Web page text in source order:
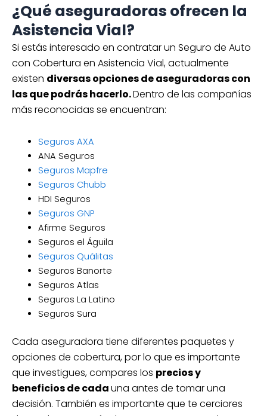
¿Qué aseguradoras ofrecen la
Asistencia Vial?
Si estás interesado en contratar un Seguro de Auto
con Cobertura en Asistencia Vial, actualmente
existen diversas opciones de aseguradoras con
las que podrás hacerlo.Dentro de las compañías
más reconocidas se encuentran:
Seguros AXA
ANA Seguros
Seguros Mapfre
Seguros Chubb
HDI Seguros
Seguros GNP
Afirme Seguros
Seguros el Águila
Seguros Quálitas
Seguros Banorte
Seguros Atlas
Seguros La Latino
Seguros Sura
Cada aseguradora tiene diferentes paquetes y
opciones de cobertura, por lo que es importante
que investigues, compares los precios y
beneficios de cadauna antes de tomar una
decisión. También es importante que te cerciores